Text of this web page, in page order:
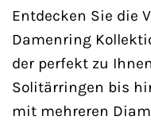
Entdecken Sie die
Damenring
der perfekt zu
Solitärringen bis
mit mehreren